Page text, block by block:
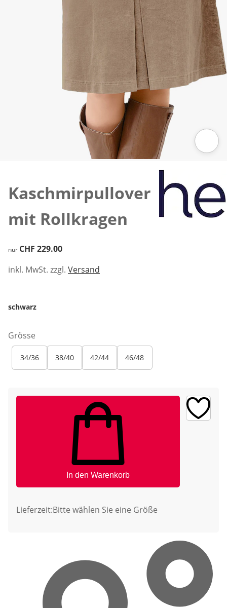
Kaschmirpullover
mit Rollkragen
CHF 229.00
nur CHF 229.00
inkl. MwSt. zzgl. Versand
schwarz
Grösse
34/36 38/40 42/44 46/48
In den Warenkorb
Lieferzeit:Bitte wählen Sie eine Größe